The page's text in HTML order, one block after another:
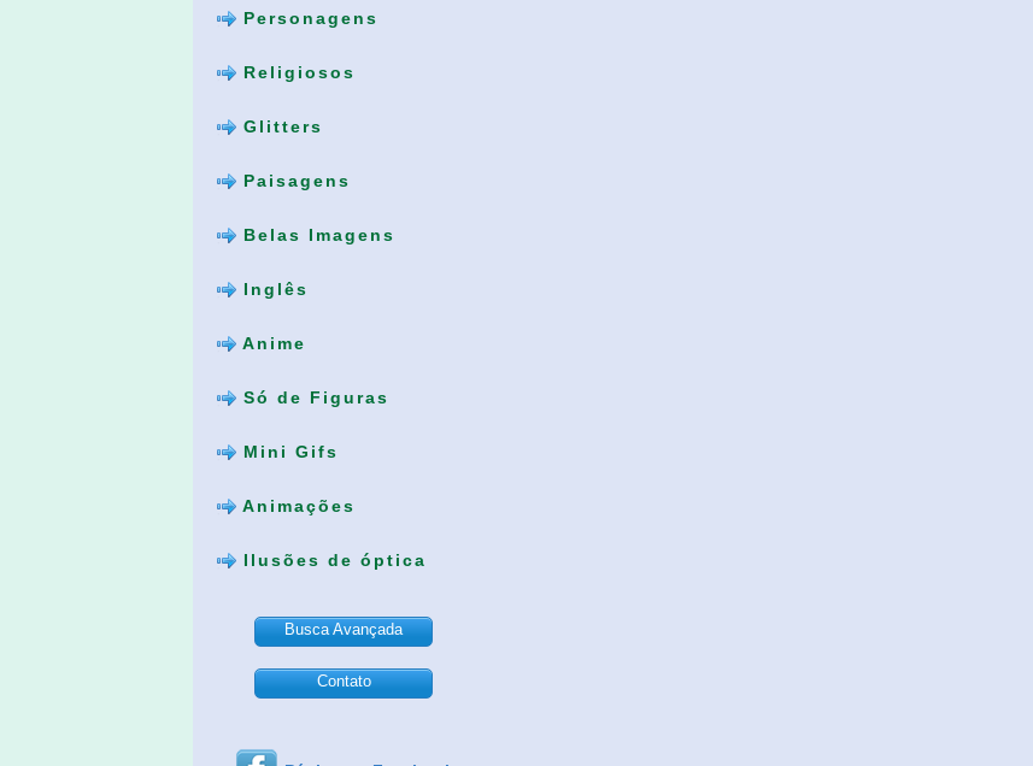
Personagens
Religiosos
Glitters
Paisagens
Belas Imagens
Inglês
Anime
Só de Figuras
Mini Gifs
Animações
Ilusões de óptica
Busca Avançada
Contato